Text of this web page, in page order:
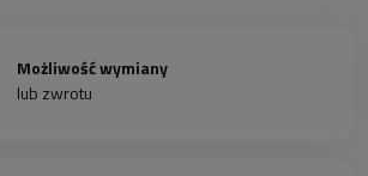
Możliwość wymiany
lub zwrotu